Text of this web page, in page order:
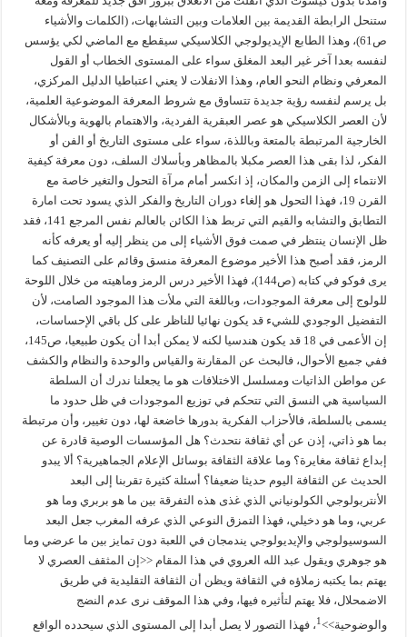
ستنحل الرابطة القديمة بين العلامات وبين التشابهات، (الكلمات والأشياء
ص61)، وهذا الطابع الإيديولوجي الكلاسيكي سيقطع مع الماضي لكي يؤسس
لنفسه بعدا آخر غير البعد المغلق سواء على المستوى الخطاب أو القول
المعرفي ونظام النحو العام، وهذا الانفلات لا يعني اعتباطيا الدليل المركزي،
بل يرسم لنفسه رؤية جديدة تتساوق مع شروط المعرفة الموضوعية العلمية،
لأن العصر الكلاسيكي هو عصر العبقرية الفردية، والاهتمام بالهوية وبالأشكال
الخارجية المرتبطة بالمتعة وباللذة، سواء على مستوى التاريخ أو الفن أو
الفكر، لذا بقى هذا العصر مكبلا بالمظاهر وبأسلاك السلف، دون معرفة كيفية
الانتماء إلى الزمن والمكان، إذ انكسر أمام مرآة التحول والتغير خاصة مع
القرن 19، فهذا التحول هو إلغاء دوران التاريخ والفكر الذي يسود تحت امارة
التطابق والتشابه والقيم التي تربط هذا الكائن بالعالم نفس المرجع 141، فقد
ظل الإنسان ينتظر في صمت فوق الأشياء إلى من ينظر إليه أو يعرفه كأنه
الرمز، فقد أصبح هذا الأخير موضوع المعرفة منسق وقائم على التصنيف كما
يرى فوكو في كتابه (ص144)، فهذا الأخير درس الرمز وماهيته من خلال اللوحة
للولوج إلى معرفة الموجودات، وباللغة التي ملأت هذا الموجود الصامت، لأن
التفضيل الوجودي للشيء قد يكون نهائيا للناظر على كل باقي الإحساسات،
إن الأعمى في 18 قد يكون هندسيا لكنه لا يمكن أبدا أن يكون طبيعيا، ص145،
ففي جميع الأحوال، فالبحث عن المقارنة والقياس والوحدة والنظام والكشف
عن مواطن الذاتيات ومسلسل الاختلافات هو ما يجعلنا ندرك أن السلطة
السياسية هي النسق التي تتحكم في توزيع الموجودات في ظل حدود ما
يسمى بالسلطة، فالأحزاب الفكرية بدورها خاضعة لها، دون تغيير، وأن مرتبطة
بما هو ذاتي، إذن عن أي ثقافة نتحدث؟ هل المؤسسات الوصية قادرة عن
إبداع ثقافة مغايرة؟ وما علاقة الثقافة بوسائل الإعلام الجماهيرية؟ ألا يبدو
الحديث عن الثقافة اليوم حديثا ضعيفا؟ أسئلة كثيرة تقربنا إلى البعد
الأنتربولوجي الكولونياني الذي غذى هذه التفرقة بين ما هو بربري وما هو
عربي، وما هو دخيلي، فهذا التمزق النوعي الذي عرفه المغرب جعل البعد
السوسيولوجي والإيديولوجي يندمجان في اللعبة دون تمايز بين ما عرضي وما
هو جوهري ويقول عبد الله العروي في هذا المقام <<إن المثقف العصري لا
يهتم بما يكتبه زملاؤه في الثقافة ويظن أن الثقافة التقليدية في طريق
الاضمحلال، فلا يهتم لتأثيره فيها، وفي هذا الموقف نرى عدم النضج
والوضوحية>> 1، فهذا التصور لا يصل أبدا إلى المستوى الذي سيحدده الواقع